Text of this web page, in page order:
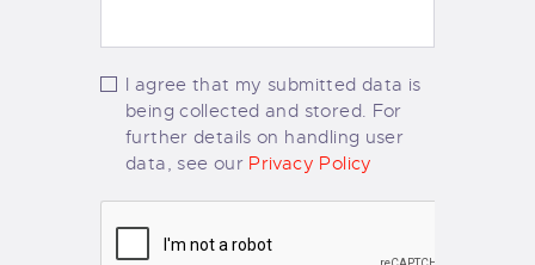
I agree that my submitted data is
being collected and stored. For
further details on handling user
data, see our Privacy Policy